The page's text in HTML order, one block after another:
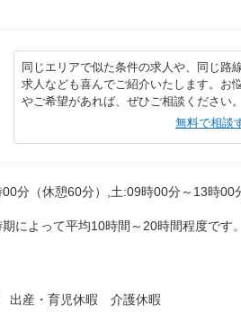
同じエリアで似た条件の求人や、同じ路
求人なども喜んでご紹介いたします。お
やご希望があれば、ぜひご相談ください。
無料で相談
分（休憩60分）,土:09時00分～13時00
によって平均10時間～20時間程度です。
産・育児休暇 介護休暇